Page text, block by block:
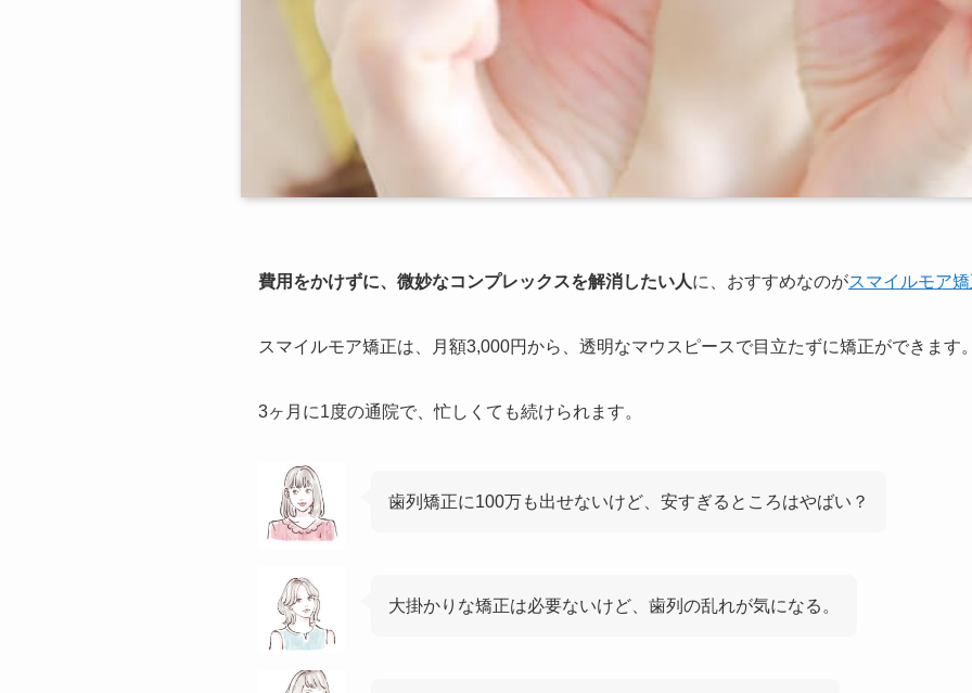
費用をかけずに、微妙なコンプレックスを解消したい人に、おすすめなのがスマイルモア
スマイルモア矯正は、月額3,000円から、透明なマウスピースで目立たずに矯正ができます
3ヶ月に1度の通院で、忙しくても続けられます。
歯列矯正に100万も出せないけど、安すぎるところはやばい？
大掛かりな矯正は必要ないけど、歯列の乱れが気になる。